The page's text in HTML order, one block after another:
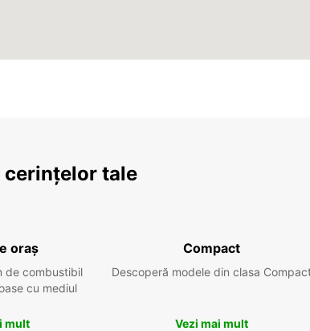
tale
oraș
de combustibil
cu mediul
mult
Compact
Descoperă modele din clasa
Vezi mai mult